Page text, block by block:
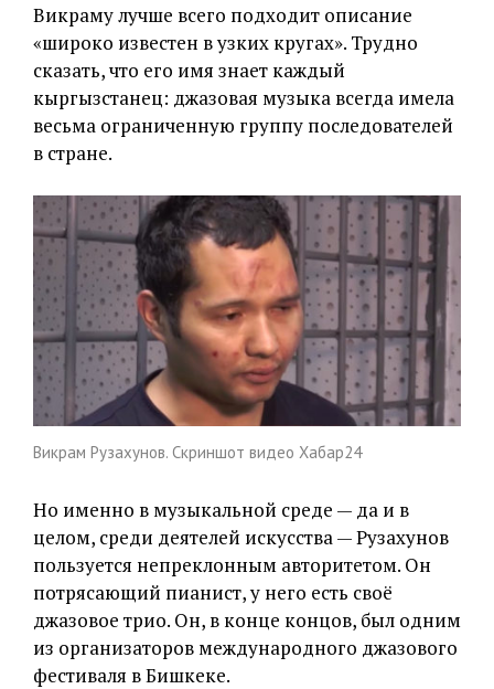
Викраму лучше всего подходит описание
«широко известен в узких кругах». Трудно
сказать, что его имя знает каждый
кыргызстанец: джазовая музыка всегда имела
весьма ограниченную группу последователей
в стране.
Викрам Рузахунов. Скриншот видео Хабар24
Но именно в музыкальной среде — да и в
целом, среди деятелей искусства — Рузахунов
пользуется непреклонным авторитетом. Он
потрясающий пианист, у него есть своё
джазовое трио. Он, в конце концов, был одним
из организаторов международного джазового
фестиваля в Бишкеке.